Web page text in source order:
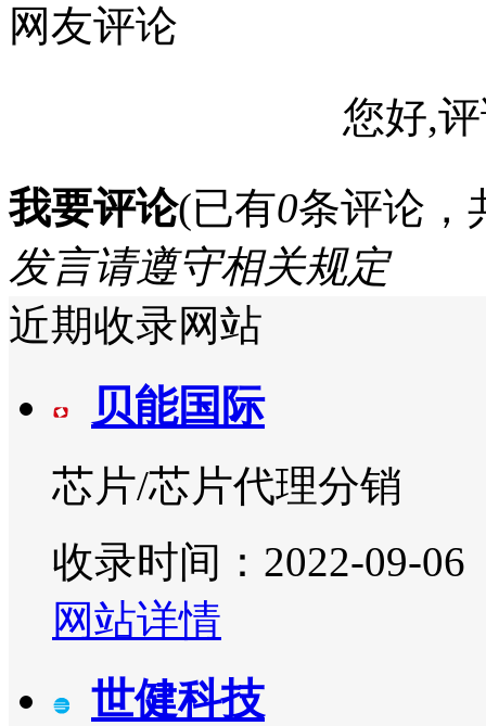
网友评论
您好,
我要评论(已有0条评论，
发言请遵守相关规定
近期收录网站
贝能国际
芯片/芯片代理分销
收录时间：2022-09-06
网站详情
世健科技